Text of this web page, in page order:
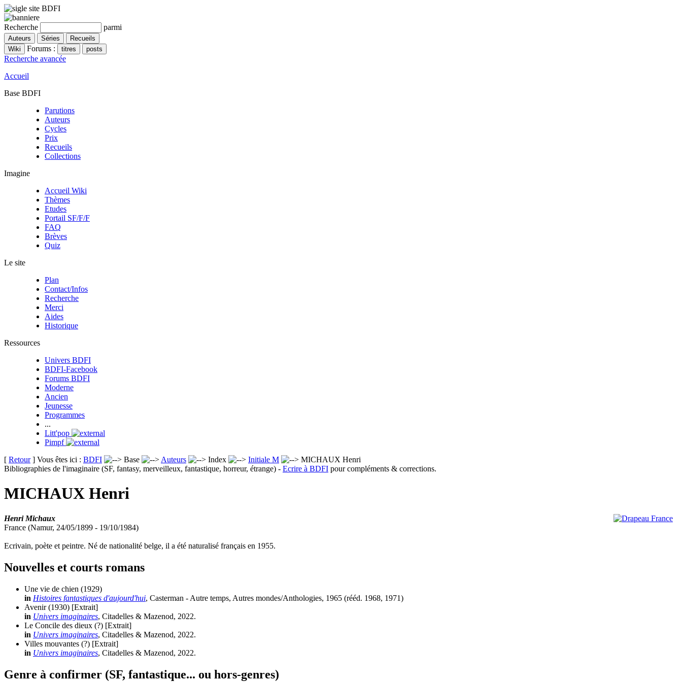
Recherche parmi
Forums :
Recherche avancée
Accueil
Base BDFI
Parutions
Auteurs
Cycles
Prix
Recueils
Collections
Imagine
Accueil Wiki
Thèmes
Etudes
Portail SF/F/F
FAQ
Brèves
Quiz
Le site
Plan
Contact/Infos
Recherche
Merci
Aides
Historique
Ressources
Univers BDFI
BDFI-Facebook
Forums BDFI
Moderne
Ancien
Jeunesse
Programmes
...
Litt'pop
Pimpf
[ Retour] Vous êtes ici : BDFI Base Auteurs Index Initiale M
MICHAUX Henri
Bibliographies de l'imaginaire (SF, fantasy, merveilleux, fantastique, horreur, étrange) - Ecrire à BDFI pour compléments & corrections.
MICHAUX Henri
Henri Michaux
France (Namur, 24/05/1899 - 19/10/1984)
Ecrivain, poète et peintre. Né de nationalité belge, il a été naturalisé français en 1955.
Nouvelles et courts romans
Une vie de chien (1929)
in Histoires fantastiques d'aujourd'hui, Casterman - Autre temps, Autres mondes/Anthologies, 1965 (rééd. 1968, 1971)
Avenir (1930) [Extrait]
in Univers imaginaires, Citadelles & Mazenod, 2022.
Le Concile des dieux (?) [Extrait]
in Univers imaginaires, Citadelles & Mazenod, 2022.
Villes mouvantes (?) [Extrait]
in Univers imaginaires, Citadelles & Mazenod, 2022.
Genre à confirmer (SF, fantastique... ou hors-genres)